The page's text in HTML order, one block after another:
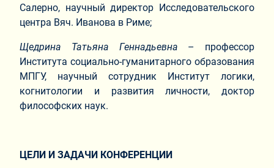
Салерно, научный директор Исследовательского
центра Вяч. Иванова в Риме;
Щедрина Татьяна Геннадьевна – профессор
Института социально-гуманитарного образования
МПГУ, научный сотрудник Институт логики,
когнитологии и развития личности, доктор
философских наук.
ЦЕЛИ И ЗАДАЧИ КОНФЕРЕНЦИИ